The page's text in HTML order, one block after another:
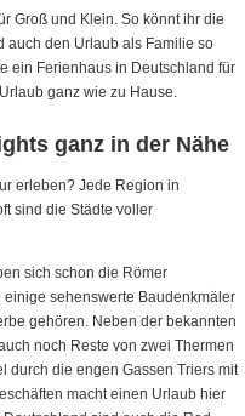
Groß und Klein. So könnt ihr die
auch den Urlaub als Familie so
ein Ferienhaus in Deutschland für
ganz wie zu Hause.
ganz in der Nähe
erleben? Jede Region in
sind die Städte voller
sich schon die Römer
sehenswerte Baudenkmäler
gehören. Neben der bekannten
noch Reste von zwei Thermen
durch die engen Gassen Triers mit
macht einen Urlaub hier